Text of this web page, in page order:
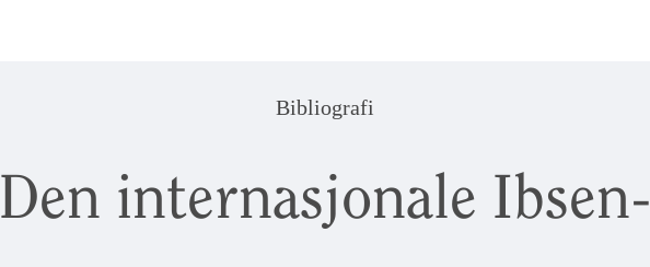
Bibliografi
Den internasjonale Ibsen-